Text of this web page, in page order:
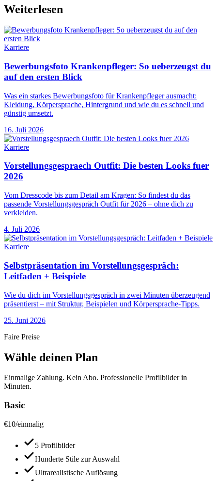
Weiterlesen
Karriere
Bewerbungsfoto Krankenpfleger: So ueberzeugst du
auf den ersten Blick
Was ein starkes Bewerbungsfoto für Krankenpfleger ausmacht:
Kleidung, Körpersprache, Hintergrund und wie du es schnell und
günstig umsetzt.
16. Juli 2026
Karriere
Vorstellungsgespraech Outfit: Die besten Looks fuer
2026
Vom Dresscode bis zum Detail am Kragen: So findest du das
passende Vorstellungsgespräch Outfit für 2026 – ohne dich zu
verkleiden.
4. Juli 2026
Karriere
Selbstpräsentation im Vorstellungsgespräch:
Leitfaden + Beispiele
Wie du dich im Vorstellungsgespräch in zwei Minuten überzeugend
präsentierst – mit Struktur, Beispielen und Körpersprache-Tipps.
25. Juni 2026
Faire Preise
Wähle deinen Plan
Einmalige Zahlung. Kein Abo. Professionelle Profilbilder in
Minuten.
Basic
€10/einmalig
5 Profilbilder
Hunderte Stile zur Auswahl
Ultrarealistische Auflösung